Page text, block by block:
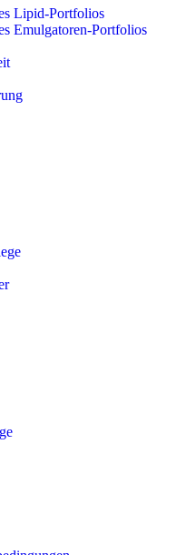
Lipid-Portfolios
Emulgatoren-Portfolios